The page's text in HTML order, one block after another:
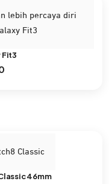
Fit3
46mm